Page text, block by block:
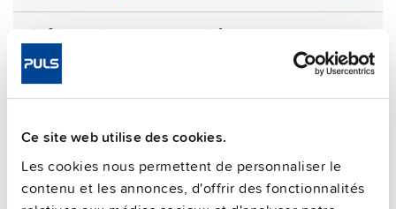
Ce site web utilise des cookies.
Les cookies nous permettent de personnaliser le
contenu et les annonces, d'offrir des fonctionnalités
FAQs
This video is hosted by external service. By continuing,
you agree to the external service's privacy policy.